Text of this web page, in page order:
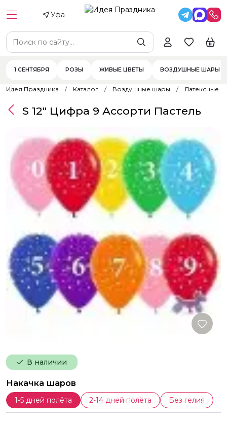
Уфа
1 СЕНТЯБРЯ РОЗЫ ЖИВЫЕ ЦВЕТЫ ВОЗДУШНЫЕ ШАРЫ
Идея Праздника Каталог Воздушные шары Латексные
В наличии
Накачка шаров
1-5 дней полёта 2-14 дней полёта Без гелия
S 12" Цифра 9 Ассорти Пастель